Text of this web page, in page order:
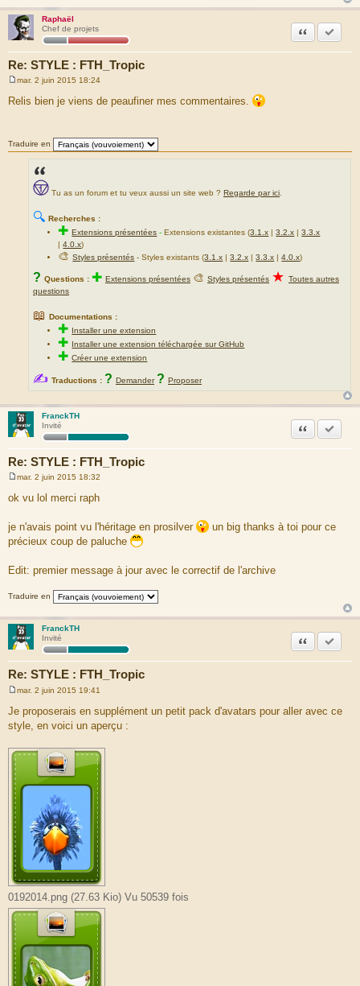
Raphaël
Chef de projets
Re: STYLE : FTH_Tropic
Citation
e
s
e
mar. 2 juin 2015 18:24
Relis bien je viens de peaufiner mes commentaires.
Traduire en
Tu as un forum et tu veux aussi un site web ? Regarde par ici
🔍 Recherches :
✚Extensions présentées -Extensions existantes (3.1.x |3.2.x |3.3.x
|4.0.x)
🎨Styles présentés - Styles existants (3.1.x |3.2.x |3.3.x |4.0.x)
? Questions : ✚ Extensions présentées 🎨 Styles présentés ★ Toutes autres
questions
📖 Documentations :
✚ Installer une extension
✚ Installer une extension téléchargée sur GitHub
✚Créer une extension
✍ Traductions : ? Demander ? Proposer
FranckTH
Invité
Re: STYLE : FTH_Tropic
Citation
s
g
e
mar. 2 juin 2015 18:32
ok vu lol merci raph
je n'avais point vu l'héritage en prosilver
un big thanks à toi pour ce
précieux coup de paluche
Edit: premier message à jour avec le correctif de l'archive
Traduire en
FranckTH
Invité
Re: STYLE : FTH_Tropic
Citation
s
s
e
mar. 2 juin 2015 19:41
Je proposerais en supplément un petit pack d'avatars pour aller avec ce
style, en voici un aperçu :
0192014.png (27.63 Kio) Vu 50539 fois